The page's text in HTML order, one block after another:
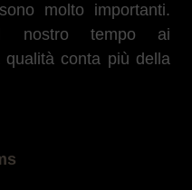
molto importanti.
il nostro tempo ai
conta più della